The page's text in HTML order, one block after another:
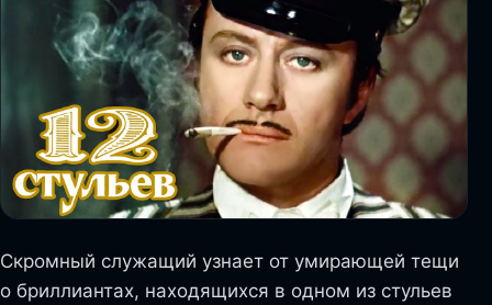
Скромный служащий узнает от умирающей тещи
о бриллиантах, находящихся в одном из стульев